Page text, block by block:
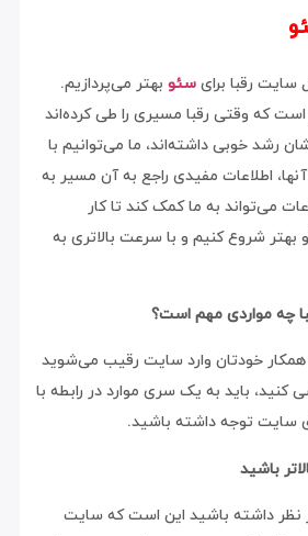
رقبا برایسئو بهتر می‌پردازیم.
است که وقتی رقبا مسیری را طی کرده‌اند
رشد خوبی داشته‌اند، ما می‌توانیم با
اطلاعات مفیدی راجع به آن مسیر به
می‌تواند به ما کمک کند تا کار
بهتر شروع کنیم و با سرعت بالاتری به
چه مواردی مهم است؟
همکار خودتان وارد سایت رقیب می‌شوید
کنید، باید به یک سری موارد در رابطه با
سایت توجه داشته باشید.
باشید
نظر داشته باشید این است که سایت